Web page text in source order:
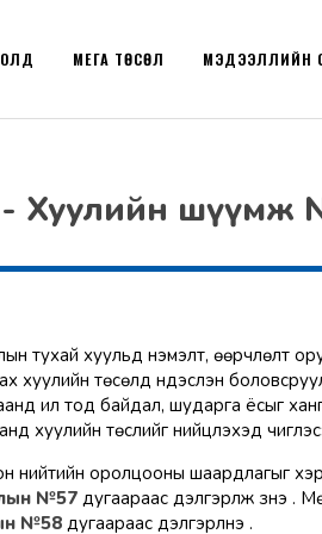
МЭДЭЭЛЛИЙН
МЕГА ТӨСӨЛ
- Хуулийн шүүмж
тухай хуульд нэмэлт, өөрчлөлт
хуулийн төсөлд үндэслэн
ил тод байдал, шударга ёсыг
хуулийн төслийг нийцүүлэхэд
нийтийн оролцооны шаардлагыг
№57дугаараас дэлгэрүүлж үзнэ үү.
№58дугаараас дэлгэрүүлнэ үү.